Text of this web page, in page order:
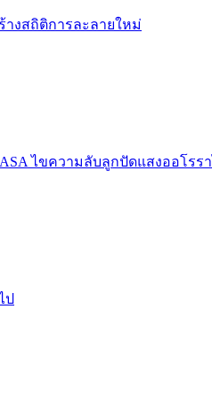
งสถิติการละลายใหม่
ไขความลับลูกปัดแสงออโรรา
ป